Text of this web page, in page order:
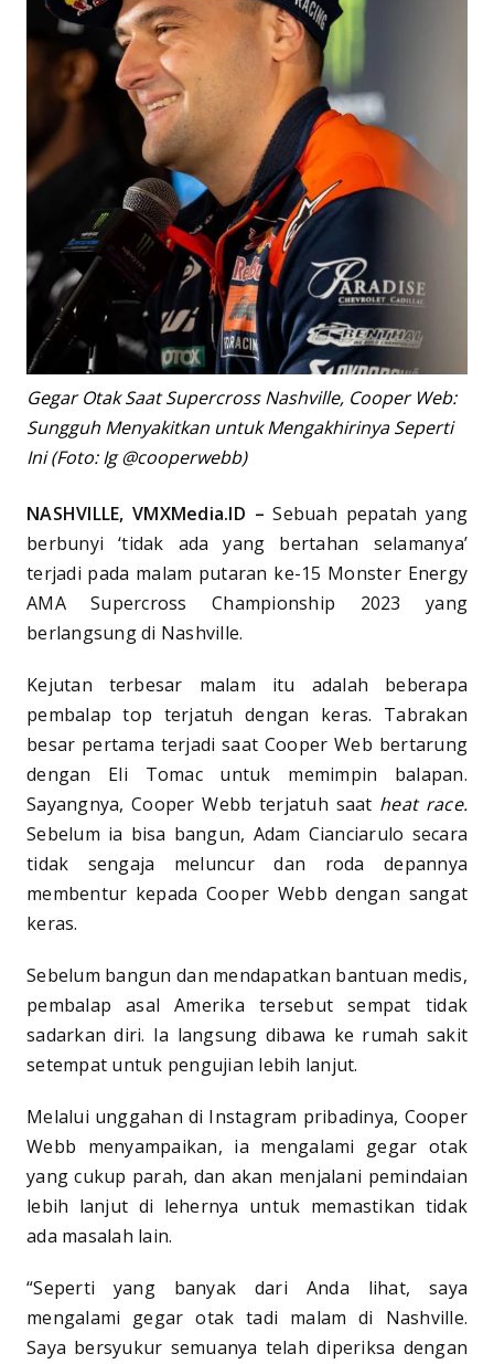
Gegar Otak Saat Supercross Nashville, Cooper Web:
Sungguh Menyakitkan untuk Mengakhirinya Seperti
Ini (Foto: Ig @cooperwebb)
NASHVILLE, VMXMedia.ID –Sebuah pepatah yang
berbunyi ‘tidak ada yang bertahan selamanya’
terjadi pada malam putaran ke-15 Monster Energy
AMA Supercross Championship 2023 yang
berlangsung di Nashville.
Kejutan terbesar malam itu adalah beberapa
pembalap top terjatuh dengan keras. Tabrakan
besar pertama terjadi saat Cooper Web bertarung
dengan Eli Tomac untuk memimpin balapan.
Sayangnya, Cooper Webb terjatuh saat heat race.
Sebelum ia bisa bangun, Adam Cianciarulo secara
tidak sengaja meluncur dan roda depannya
membentur kepada Cooper Webb dengan sangat
keras.
Sebelum bangun dan mendapatkan bantuan medis,
pembalap asal Amerika tersebut sempat tidak
sadarkan diri. Ia langsung dibawa ke rumah sakit
setempat untuk pengujian lebih lanjut.
Melalui unggahan di Instagram pribadinya, Cooper
Webb menyampaikan, ia mengalami gegar otak
yang cukup parah, dan akan menjalani pemindaian
lebih lanjut di lehernya untuk memastikan tidak
ada masalah lain.
“Seperti yang banyak dari Anda lihat, saya
mengalami gegar otak tadi malam di Nashville.
Saya bersyukur semuanya telah diperiksa dengan